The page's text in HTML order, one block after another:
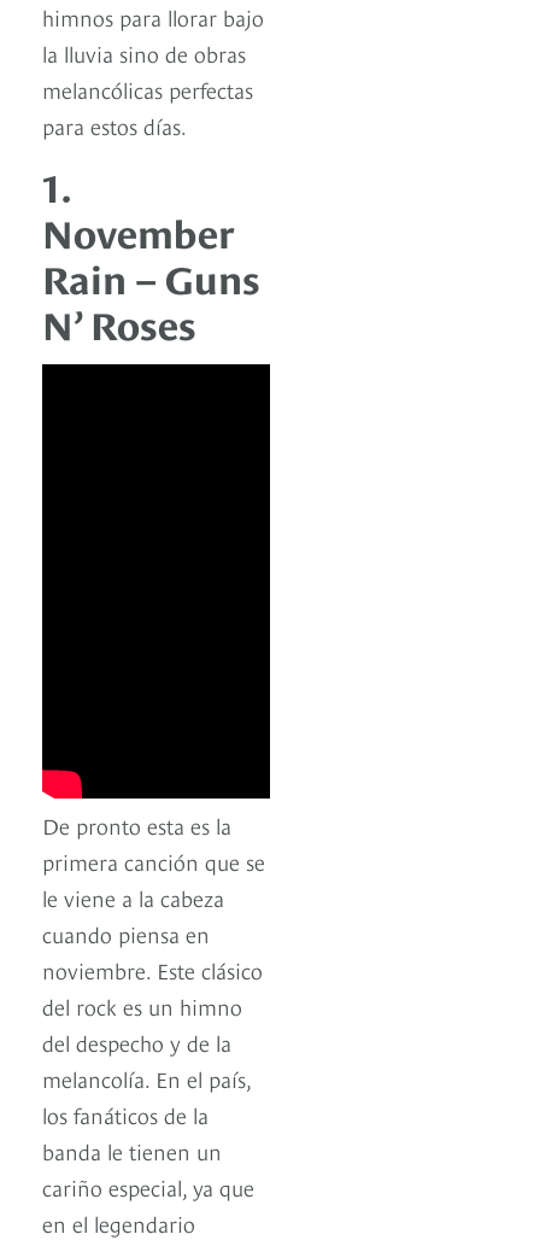
himnos para llorar bajo
la lluvia sino de obras
melancólicas perfectas
para estos días.
1.
November
Rain – Guns
N’ Roses
De pronto esta es la
primera canción que se
le viene a la cabeza
cuando piensa en
noviembre. Este clásico
del rock es un himno
del despecho y de la
melancolía. En el país,
los fanáticos de la
banda le tienen un
cariño especial, ya que
en el legendario